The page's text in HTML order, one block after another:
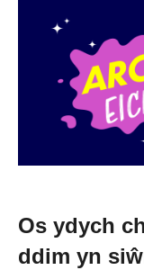
Straeon go
Cysylltu â ni
Os ydych
ddim yn